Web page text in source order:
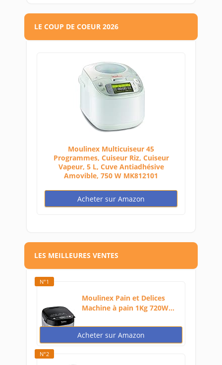
LE COUP DE COEUR 2026
Moulinex Multicuiseur 45
Programmes, Cuiseur Riz, Cuiseur
Vapeur, 5 L, Cuve Antiadhésive
Amovible, 750 W MK812101
Acheter sur Amazon
LES MEILLEURES VENTES
N°1
Moulinex Pain et Delices
Machine à pain 1Kg 720W...
Acheter sur Amazon
N°2